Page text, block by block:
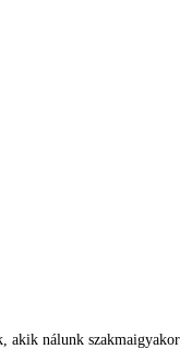
nálunk